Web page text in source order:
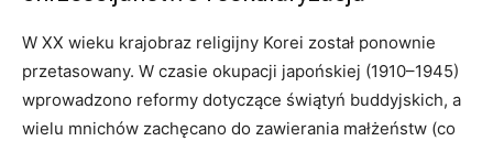
W XX wieku krajobraz religijny Korei został ponownie
przetasowany. W czasie okupacji japońskiej (1910–1945)
wprowadzono reformy dotyczące świątyń buddyjskich, a
wielu mnichów zachęcano do zawierania małżeństw (co